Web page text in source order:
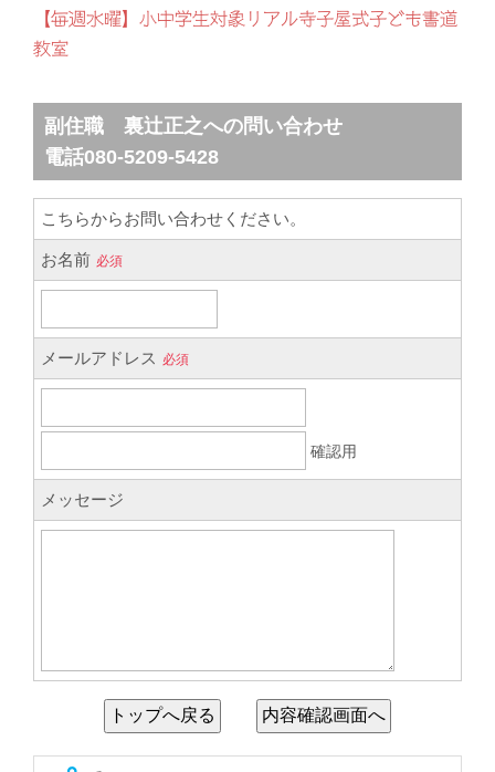
【毎週水曜】小中学生対象リアル寺子屋式子ども書道
教室